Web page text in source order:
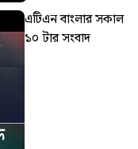
এটিএন বাংলার সকাল
১০ টার সংবাদ